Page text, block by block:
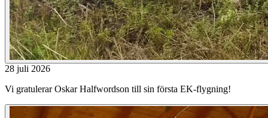
28 juli 2026
Vi gratulerar Oskar Halfwordson till sin första EK-flygning!